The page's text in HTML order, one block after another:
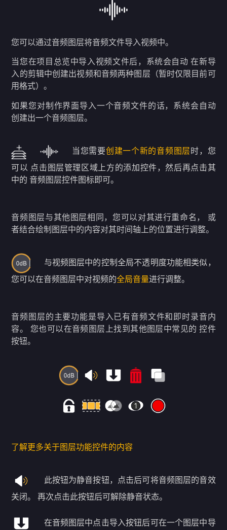
您可以通过音频图层将音频文件导入视频中。
当您在项目总览中导入视频文件后，系统会自动 在新导
入的剪辑中创建出视频和音频两种图层（暂时仅限目前可
用格式）。
如果您对制作界面导入一个音频文件的话，系统会自动
创建出一个音频图层。
当您需要创建一个新的音频图层 时，您
可以 点击图层管理区域上方的添加控件，然后再点击其
中的 音频图层控件图标即可。
音频图层与其他图层相同，您可以对其进行重命名， 或
者结合绘制图层中的内容对其时间轴上的位置进行调整。
与视频图层中的控制全局不透明度功能相类似，
您可以在音频图层中对视频的全局音量进行调整。
音频图层的主要功能是导入已有音频文件和即时录音内
容。 您也可以在音频图层上找到其他图层中常见的 控件
按钮。
了解更多关于图层功能控件的内容
此按钮为静音按钮，点击后可将音频图层的音效
关闭。 再次点击此按钮后可解除静音状态。
在音频图层中点击导入按钮后可在一个图层中导